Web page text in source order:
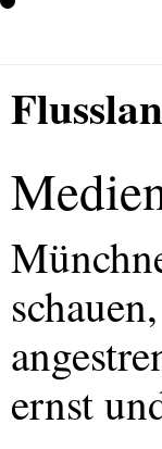
ernst